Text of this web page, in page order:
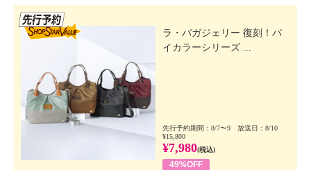
ラ・バガジェリー 復刻！バ
イカラーシリーズ ...
先行予約期間：8/7〜9 放送日：8/10
¥15,800
¥7,980(税込)
49%OFF